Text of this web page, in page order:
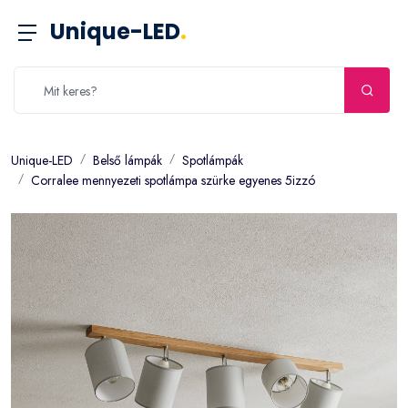
Unique-LED.
Unique-LED Belső lámpák
Spotlámpák
Corralee mennyezeti spotlámpa szürke egyenes 5izzó